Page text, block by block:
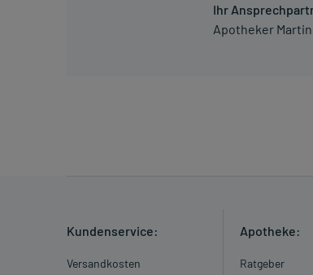
Ihr
Apotheker
Kundenservice:
Versandkosten
Apotheke:
Ratgeber